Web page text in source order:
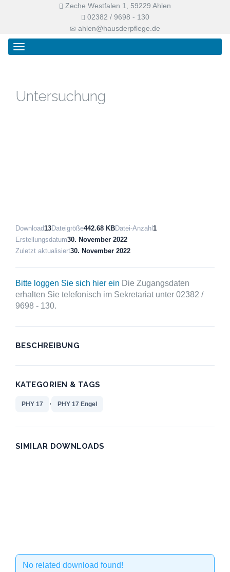
Zeche Westfalen 1, 59229 Ahlen
02382 / 9698 - 130
ahlen@hausderpflege.de
Primary
Menu
Skip
Haus der Pflege
Untersuchung
Download13Dateigröße442.68 KBDatei-Anzahl 1
Erstellungsdatum30. November 2022
Zuletzt aktualisiert30. November 2022
Bitte loggen Sie sich hier ein Die Zugangsdaten
erhalten Sie telefonisch im Sekretariat unter 02382 /
9698 - 130.
BESCHREIBUNG
KATEGORIEN & TAGS
PHY 17 , PHY 17 Engel
SIMILAR DOWNLOADS
No related download found!